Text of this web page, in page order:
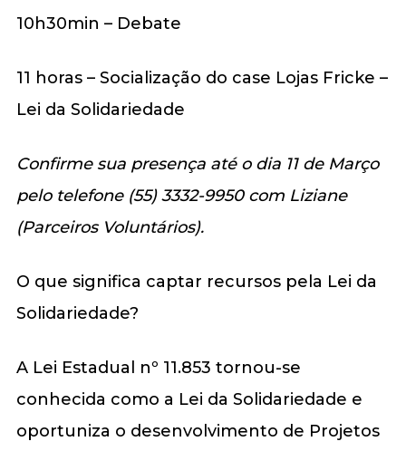
10h30min – Debate
11 horas – Socialização do case Lojas Fricke –
Lei da Solidariedade
Confirme sua presença até o dia 11 de Março
pelo telefone (55) 3332-9950 com Liziane
(Parceiros Voluntários).
O que significa captar recursos pela Lei da
Solidariedade?
A Lei Estadual nº 11.853 tornou-se
conhecida como a Lei da Solidariedade e
oportuniza o desenvolvimento de Projetos